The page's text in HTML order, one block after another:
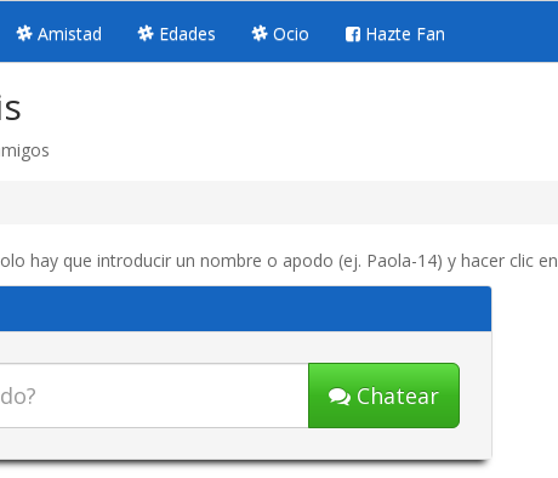
Amistad Edades Ocio Hazte Fan
hay que introducir un nombre o apodo (ej. Paola-14) y hacer clic en
Chatear